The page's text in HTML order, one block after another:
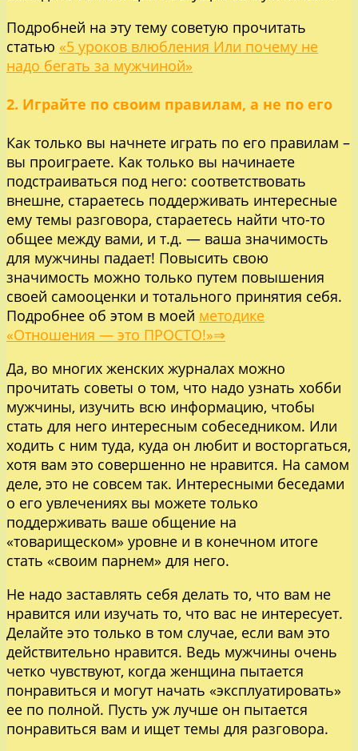
Подробней на эту тему советую прочитать
статью «5 уроков влюбления Или почему не
надо бегать за мужчиной»
2. Играйте по своим правилам, а не по его
Как только вы начнете играть по его правилам –
вы проиграете. Как только вы начинаете
подстраиваться под него: соответствовать
внешне, стараетесь поддерживать интересные
ему темы разговора, стараетесь найти что-то
общее между вами, и т.д. — ваша значимость
для мужчины падает! Повысить свою
значимость можно только путем повышения
своей самооценки и тотального принятия себя.
Подробнее об этом в моей методике
«Отношения — это ПРОСТО!»⇒
Да, во многих женских журналах можно
прочитать советы о том, что надо узнать хобби
мужчины, изучить всю информацию, чтобы
стать для него интересным собеседником. Или
ходить с ним туда, куда он любит и восторгаться,
хотя вам это совершенно не нравится. На самом
деле, это не совсем так. Интересными беседами
о его увлечениях вы можете только
поддерживать ваше общение на
«товарищеском» уровне и в конечном итоге
стать «своим парнем» для него.
Не надо заставлять себя делать то, что вам не
нравится или изучать то, что вас не интересует.
Делайте это только в том случае, если вам это
действительно нравится. Ведь мужчины очень
четко чувствуют, когда женщина пытается
понравиться и могут начать «эксплуатировать»
ее по полной. Пусть уж лучше он пытается
понравиться вам и ищет темы для разговора.